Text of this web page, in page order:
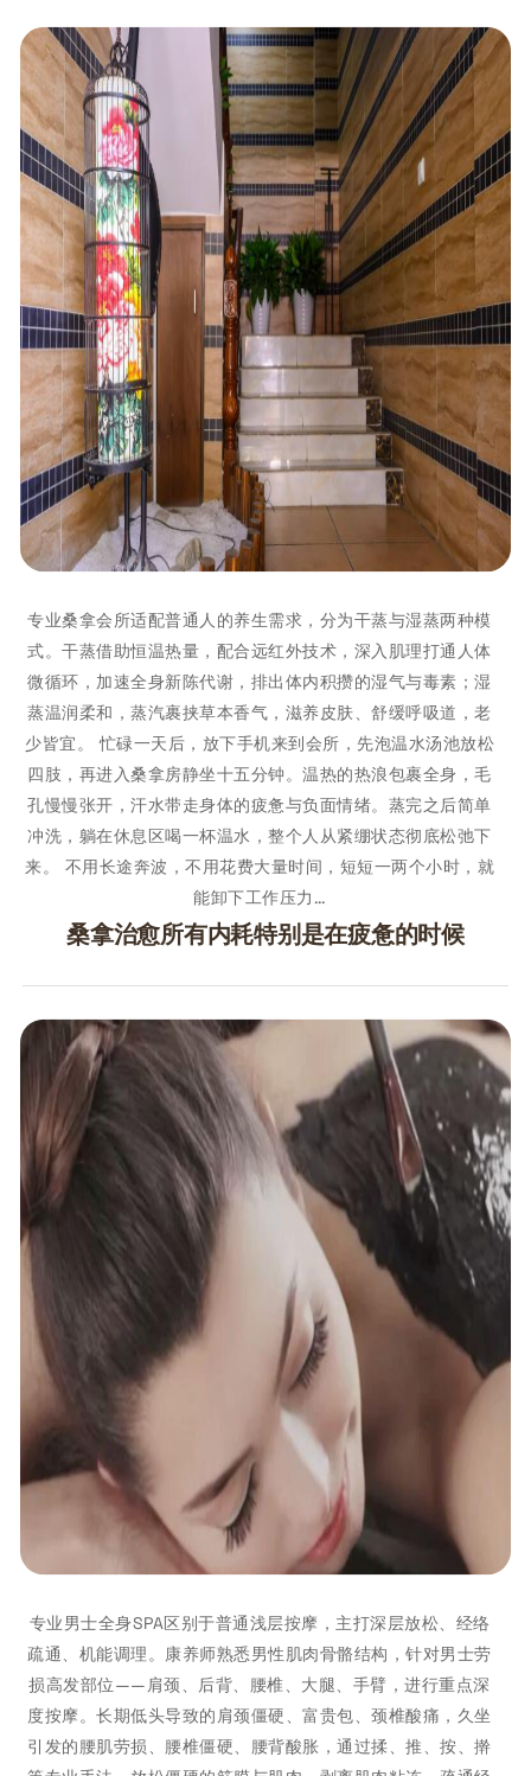
专业桑拿会所适配普通人的养生需求，分为干蒸与湿蒸两种模
式。干蒸借助恒温热量，配合远红外技术，深入肌理打通人体
微循环，加速全身新陈代谢，排出体内积攒的湿气与毒素；湿
蒸温润柔和，蒸汽裹挟草本香气，滋养皮肤、舒缓呼吸道，老
少皆宜。 忙碌一天后，放下手机来到会所，先泡温水汤池放松
四肢，再进入桑拿房静坐十五分钟。温热的热浪包裹全身，毛
孔慢慢张开，汗水带走身体的疲惫与负面情绪。蒸完之后简单
冲洗，躺在休息区喝一杯温水，整个人从紧绷状态彻底松弛下
来。 不用长途奔波，不用花费大量时间，短短一两个小时，就
能卸下工作压力…
桑拿治愈所有内耗特别是在疲惫的时候
专业男士全身SPA区别于普通浅层按摩，主打深层放松、经络
疏通、机能调理。康养师熟悉男性肌肉骨骼结构，针对男士劳
损高发部位——肩颈、后背、腰椎、大腿、手臂，进行重点深
度按摩。长期低头导致的肩颈僵硬、富贵包、颈椎酸痛，久坐
引发的腰肌劳损、腰椎僵硬、腰背酸胀，通过揉、推、按、擀